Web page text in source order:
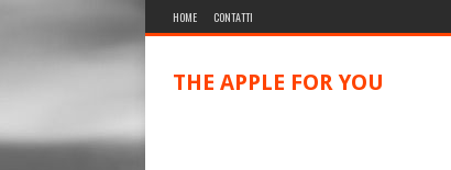
HOME CONTATTI
THE APPLE FOR YOU